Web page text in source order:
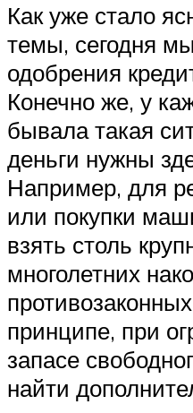
Как уже стало
темы, сегодня
одобрения
Конечно же, у
бывала такая
деньги нужны
Например, для
или покупки
взять столь
многолетних
принципе, при
запасе
найти